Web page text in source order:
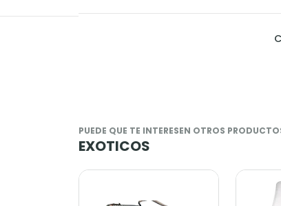
PUEDE QUE TE INTERESEN OTROS
EXOTICOS